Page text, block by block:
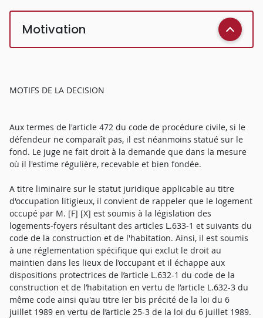
Motivation
MOTIFS DE LA DECISION
Aux termes de l'article 472 du code de procédure civile, si le
défendeur ne comparaît pas, il est néanmoins statué sur le
fond. Le juge ne fait droit à la demande que dans la mesure
où il l'estime régulière, recevable et bien fondée.
A titre liminaire sur le statut juridique applicable au titre
d'occupation litigieux, il convient de rappeler que le logement
occupé par M. [F] [X] est soumis à la législation des
logements-foyers résultant des articles L.633-1 et suivants du
code de la construction et de l'habitation. Ainsi, il est soumis
à une réglementation spécifique qui exclut le droit au
maintien dans les lieux de l’occupant et il échappe aux
dispositions protectrices de l’article L.632-1 du code de la
construction et de l’habitation en vertu de l’article L.632-3 du
même code ainsi qu'au titre Ier bis précité de la loi du 6
juillet 1989 en vertu de l’article 25-3 de la loi du 6 juillet 1989.